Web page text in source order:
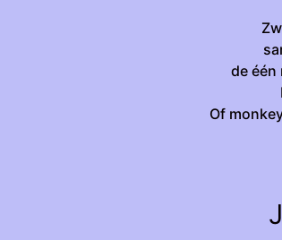
de één
Of